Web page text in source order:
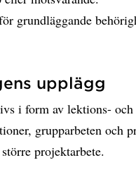
grundläggande
upplägg
i form av lektions-
grupparbeten och
projektarbete.